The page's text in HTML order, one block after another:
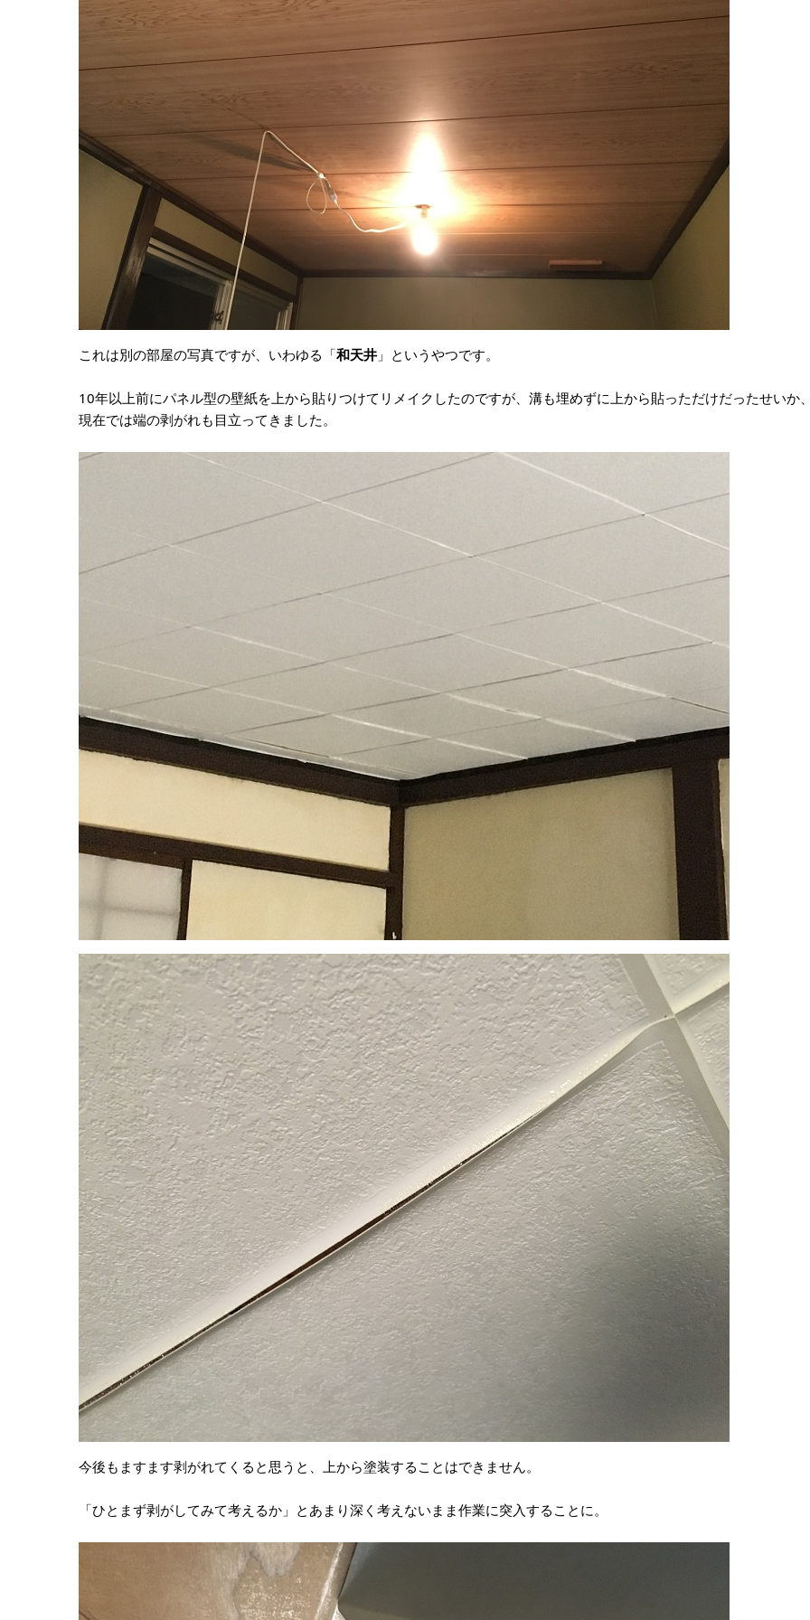
これは別の部屋の写真ですが、いわゆる「和天井 」というやつです。
10年以上前にパネル型の壁紙を上から貼りつけてリメイクしたのですが、溝も埋めずに上から貼っただけだったせいか
現在では端の剥がれも目立ってきました。
今後もますます剥がれてくると思うと、上から塗装することはできません。
「ひとまず剥がしてみて考えるか」とあまり深く考えないまま作業に突入することに。